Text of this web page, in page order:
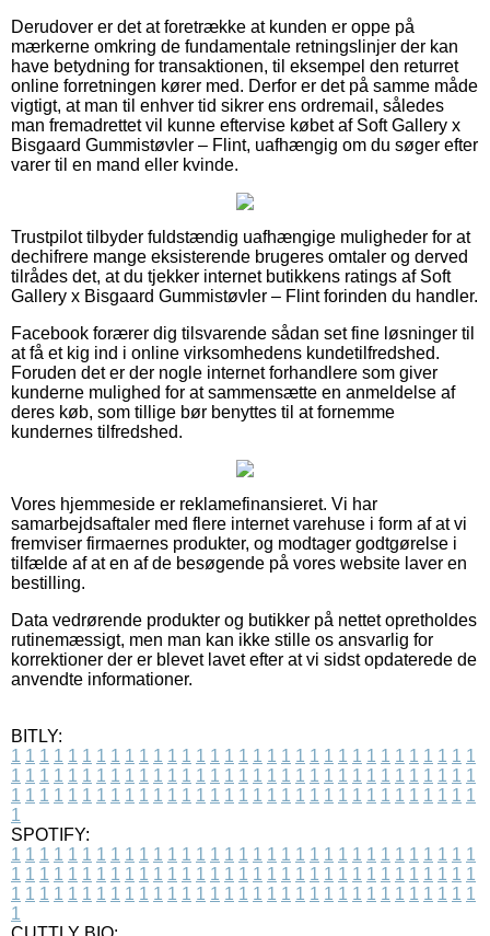
Derudover er det at foretrække at kunden er oppe på
mærkerne omkring de fundamentale retningslinjer der kan
have betydning for transaktionen, til eksempel den returret
online forretningen kører med. Derfor er det på samme måde
vigtigt, at man til enhver tid sikrer ens ordremail, således
man fremadrettet vil kunne eftervise købet af Soft Gallery x
Bisgaard Gummistøvler – Flint, uafhængig om du søger efter
varer til en mand eller kvinde.
Trustpilot tilbyder fuldstændig uafhængige muligheder for at
dechifrere mange eksisterende brugeres omtaler og derved
tilrådes det, at du tjekker internet butikkens ratings af Soft
Gallery x Bisgaard Gummistøvler – Flint forinden du handler.
Facebook forærer dig tilsvarende sådan set fine løsninger til
at få et kig ind i online virksomhedens kundetilfredshed.
Foruden det er der nogle internet forhandlere som giver
kunderne mulighed for at sammensætte en anmeldelse af
deres køb, som tillige bør benyttes til at fornemme
kundernes tilfredshed.
Vores hjemmeside er reklamefinansieret. Vi har
samarbejdsaftaler med flere internet varehuse i form af at vi
fremviser firmaernes produkter, og modtager godtgørelse i
tilfælde af at en af de besøgende på vores website laver en
bestilling.
Data vedrørende produkter og butikker på nettet opretholdes
rutinemæssigt, men man kan ikke stille os ansvarlig for
korrektioner der er blevet lavet efter at vi sidst opdaterede de
anvendte informationer.
BITLY:
1 1 1 1 1 1 1 1 1 1 1 1 1 1 1 1 1 1 1 1 1 1 1 1 1 1 1 1 1 1 1 1 1
1 1 1 1 1 1 1 1 1 1 1 1 1 1 1 1 1 1 1 1 1 1 1 1 1 1 1 1 1 1 1 1 1
1 1 1 1 1 1 1 1 1 1 1 1 1 1 1 1 1 1 1 1 1 1 1 1 1 1 1 1 1 1 1 1 1
1
SPOTIFY:
1 1 1 1 1 1 1 1 1 1 1 1 1 1 1 1 1 1 1 1 1 1 1 1 1 1 1 1 1 1 1 1 1
1 1 1 1 1 1 1 1 1 1 1 1 1 1 1 1 1 1 1 1 1 1 1 1 1 1 1 1 1 1 1 1 1
1 1 1 1 1 1 1 1 1 1 1 1 1 1 1 1 1 1 1 1 1 1 1 1 1 1 1 1 1 1 1 1 1
1